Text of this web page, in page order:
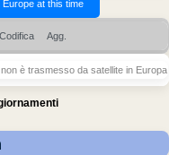
Codifica Agg.
è trasmesso da satellite in Europa